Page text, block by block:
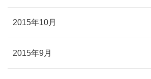
2015年10月
2015年9月